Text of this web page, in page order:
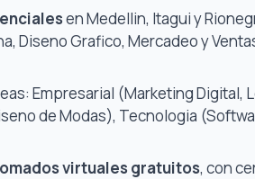
en Medellin, Itagui y
Diseno Grafico, Mercadeo y
Empresarial (Marketing Digital,
de Modas), Tecnologia
virtuales gratuitos, con